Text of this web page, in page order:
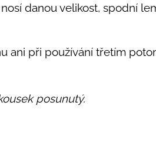
danou velikost, spodní
ani při používání třetím
posunutý.